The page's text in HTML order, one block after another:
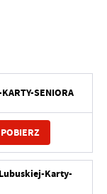
SENIORA
POBIERZ
Karty-